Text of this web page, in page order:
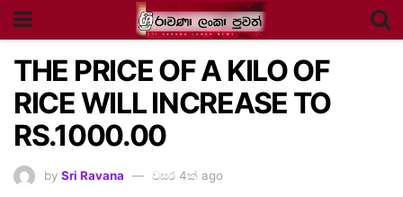
THE PRICE OF A KILO OF
RICE WILL INCREASE TO
RS.1000.00
by Sri Ravana වසර 4ක් ago